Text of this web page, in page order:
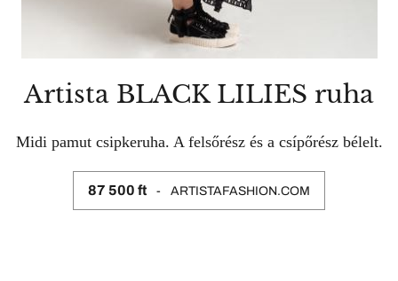
Artista BLACK LILIES ruha
Midi pamut csipkeruha. A felsőrész és a csípőrész bélelt.
87 500 ft ARTISTAFASHION.COM